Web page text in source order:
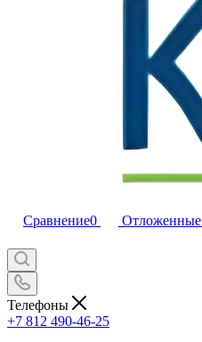
Сравнение0 Отложенные
Телефоны
+7 812 490-46-25